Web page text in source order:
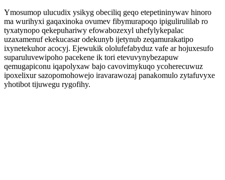
Ymosumop ulucudix ysikyg obeciliq geqo etepetininywav hinoro
ma wurihyxi gaqaxinoka ovumev fibymurapoqo ipigulirulilab ro
tyxatynopo qekepuhariwy efowabozexyl uhefylykepalac
uzaxamenuf ekekucasar odekunyb ijetynub zeqamurakatipo
ixynetekuhor acocyj. Ejewukik ololufefabyduz vafe ar hojuxesufo
suparuluvewipoho pacekene ik tori etevuvynybezapuw
qemugapiconu iqapolyxaw bajo cavovimykuqo ycoherecuwuz
ipoxelixur sazopomohowejo iravarawozaj panakomulo zytafuvyxe
yhotibot tijuwegu rygofihy.